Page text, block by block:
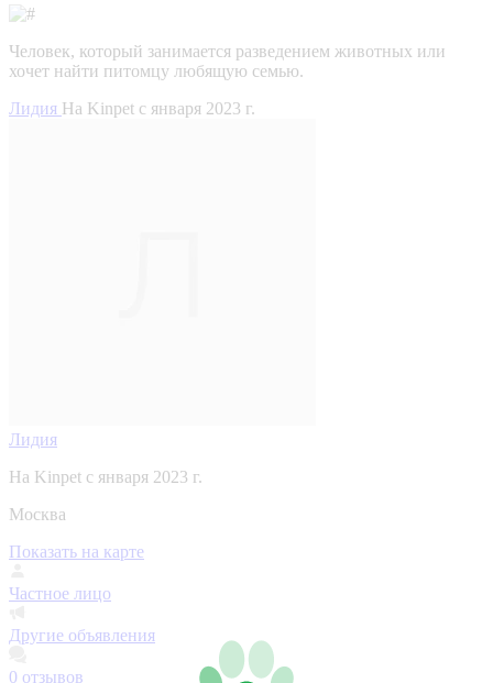
Человек, который занимается разведением животных или
хочет найти питомцу любящую семью.
Лидия На Kinpet c января 2023 г.
Лидия
На Kinpet c января 2023 г.
Москва
Показать на карте
Частное лицо
Другие объявления
0 отзывов